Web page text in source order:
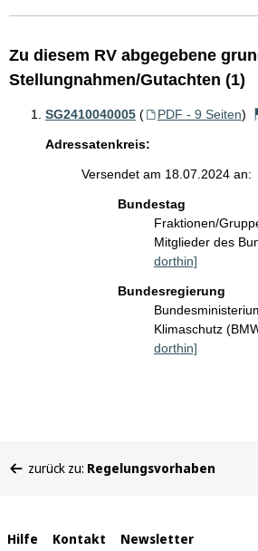
Zu diesem RV abgegebene
Stellungnahmen/Gutachten (1)
SG2410040005 ( PDF - 9 Seiten)
Adressatenkreis:
Versendet am 18.07.2024 an:
Bundestag
Fraktionen/
Mitglieder des
dorthin]
Bundesregierung
Klimaschutz
dorthin]
befinden
zurück zu: Regelungsvorhaben
Interne
Hilfe Kontakt Newsletter